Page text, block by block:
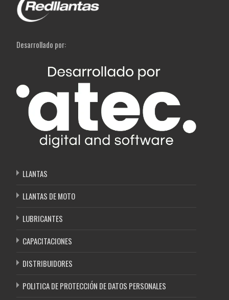
Desarrollado por:
LLANTAS
LLANTAS DE MOTO
LUBRICANTES
CAPACITACIONES
DISTRIBUIDORES
POLITICA DE PROTECCIÓN DE DATOS PERSONALES